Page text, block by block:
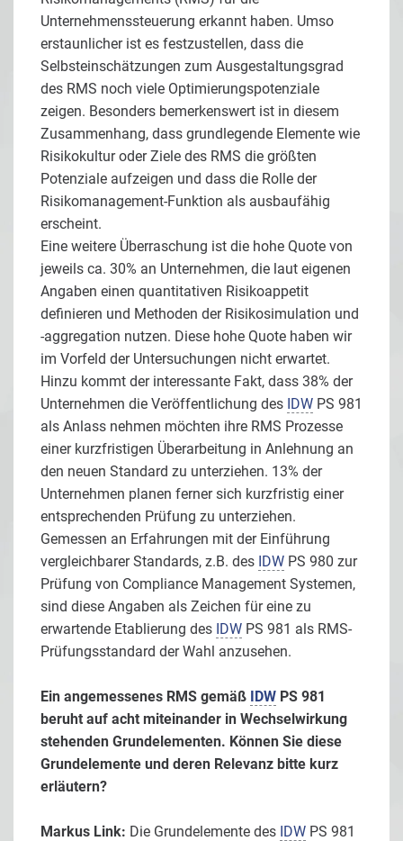
Unternehmenssteuerung erkannt haben. Umso
erstaunlicher ist es festzustellen, dass die
Selbsteinschätzungen zum Ausgestaltungsgrad
des RMS noch viele Optimierungspotenziale
zeigen. Besonders bemerkenswert ist in diesem
Zusammenhang, dass grundlegende Elemente wie
Risikokultur oder Ziele des RMS die größten
Potenziale aufzeigen und dass die Rolle der
Risikomanagement-Funktion als ausbaufähig
erscheint.
Eine weitere Überraschung ist die hohe Quote von
jeweils ca. 30% an Unternehmen, die laut eigenen
Angaben einen quantitativen Risikoappetit
definieren und Methoden der Risikosimulation und
-aggregation nutzen. Diese hohe Quote haben wir
im Vorfeld der Untersuchungen nicht erwartet.
Hinzu kommt der interessante Fakt, dass 38% der
Unternehmen die Veröffentlichung des IDW PS 981
als Anlass nehmen möchten ihre RMS Prozesse
einer kurzfristigen Überarbeitung in Anlehnung an
den neuen Standard zu unterziehen. 13% der
Unternehmen planen ferner sich kurzfristig einer
entsprechenden Prüfung zu unterziehen.
Gemessen an Erfahrungen mit der Einführung
vergleichbarer Standards, z.B. des IDW PS 980 zur
Prüfung von Compliance Management Systemen,
sind diese Angaben als Zeichen für eine zu
erwartende Etablierung des IDW PS 981 als RMS-
Prüfungsstandard der Wahl anzusehen.
Ein angemessenes RMS gemäß IDW PS 981
beruht auf acht miteinander in Wechselwirkung
stehenden Grundelementen. Können Sie diese
Grundelemente und deren Relevanz bitte kurz
erläutern?
Markus Link: Die Grundelemente des IDW PS 981